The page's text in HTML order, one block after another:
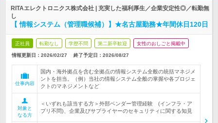
RITAエレクトロニクス株式会社 | 充実した福利厚生／企業安定性◎／転勤無
し
【 情報システム（管理職候補）】★名古屋勤務★年間休日120日
正社員 転勤なし 学歴不問 第二新卒歓迎 女性のおしごと掲載中
情報更新日：2026/02/27 終了予定日： 2026/08/27
仕事内容
国内・海外拠点を含む全拠点の情報システム全般の統括マネジメ
ントを担当。（例）当社の情報システム全般の掌握や各プロジェ
クトのマネジメントなど
対象と
なる方
＜いずれも該当する方＞外部ベンダー管理経験 (インフラ・ア
プリ不問)、企業及びサプライヤーのセキュリティに関する知見